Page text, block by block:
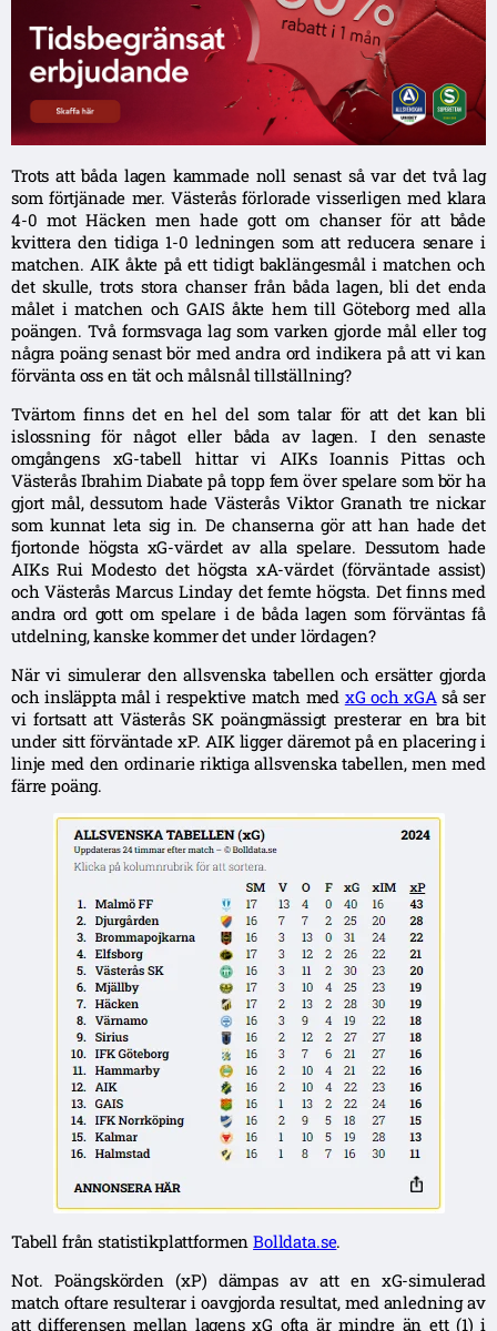
Trots att båda lagen kammade noll senast så var det två lag
som förtjänade mer. Västerås förlorade visserligen med klara
4-0 mot Häcken men hade gott om chanser för att både
kvittera den tidiga 1-0 ledningen som att reducera senare i
matchen. AIK åkte på ett tidigt baklängesmål i matchen och
det skulle, trots stora chanser från båda lagen, bli det enda
målet i matchen och GAIS åkte hem till Göteborg med alla
poängen. Två formsvaga lag som varken gjorde mål eller tog
några poäng senast bör med andra ord indikera på att vi kan
förvänta oss en tät och målsnål tillställning?
Tvärtom finns det en hel del som talar för att det kan bli
islossning för något eller båda av lagen. I den senaste
omgångens xG-tabell hittar vi AIKs Ioannis Pittas och
Västerås Ibrahim Diabate på topp fem över spelare som bör ha
gjort mål, dessutom hade Västerås Viktor Granath tre nickar
som kunnat leta sig in. De chanserna gör att han hade det
fjortonde högsta xG-värdet av alla spelare. Dessutom hade
AIKs Rui Modesto det högsta xA-värdet (förväntade assist)
och Västerås Marcus Linday det femte högsta. Det finns med
andra ord gott om spelare i de båda lagen som förväntas få
utdelning, kanske kommer det under lördagen?
När vi simulerar den allsvenska tabellen och ersätter gjorda
och insläppta mål i respektive match med xG och xGAså ser
vi fortsatt att Västerås SK poängmässigt presterar en bra bit
under sitt förväntade xP. AIK ligger däremot på en placering i
linje med den ordinarie riktiga allsvenska tabellen, men med
färre poäng.
Tabell från statistikplattformenBolldata.se.
Not. Poängskörden (xP) dämpas av att en xG-simulerad
match oftare resulterar i oavgjorda resultat, med anledning av
att differensen mellan lagens xG ofta är mindre än ett (1) i